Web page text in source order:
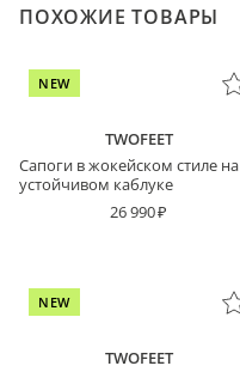
ПОХОЖИЕ ТОВАРЫ
NEW
TWOFEET
Сапоги в жокейском стиле на
устойчивом каблуке
26 990
NEW
TWOFEET